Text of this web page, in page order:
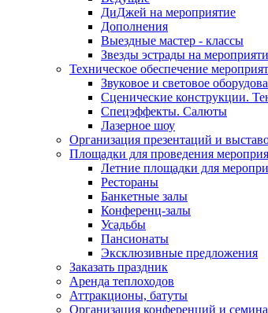
ДиДжей на мероприятие
Дополнения
Выездные мастер - классы
Звезды эстрады на
Техническое обеспечение
Звуковое и световое
Сценические конструкции.
Спецэффекты. Салюты
Лазерное шоу
Организация презентаций и
Площадки для проведения
Летние площадки для
Рестораны
Банкетные залы
Конференц-залы
Усадьбы
Пансионаты
Эксклюзивные предложения
Заказать праздник
Аренда теплоходов
Аттракционы, батуты
Организация конференций и